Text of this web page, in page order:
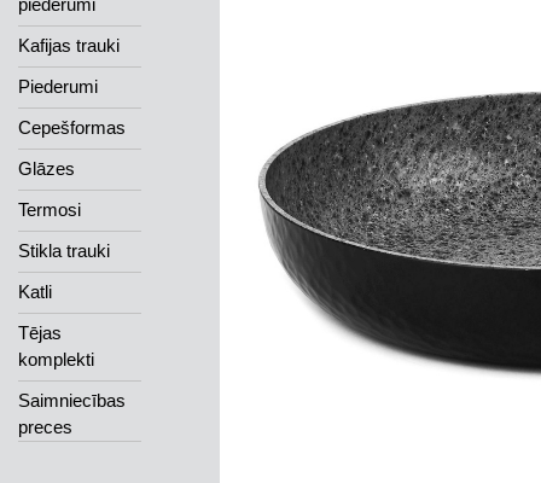
piederumi
Kafijas trauki
Piederumi
Cepešformas
Glāzes
Termosi
Stikla trauki
Katli
Tējas
komplekti
Saimniecības
preces